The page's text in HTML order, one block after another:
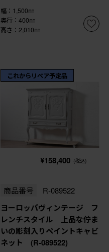
幅：1,500㎜
奥行：400㎜
高さ：2,010㎜
これからリペア予定品
¥158,400 (税込)
商品番号 R-089522
ヨーロッパヴィンテージ フ
レンチスタイル 上品な佇ま
いの彫刻入りペイントキャビ
ネット (R-089522)